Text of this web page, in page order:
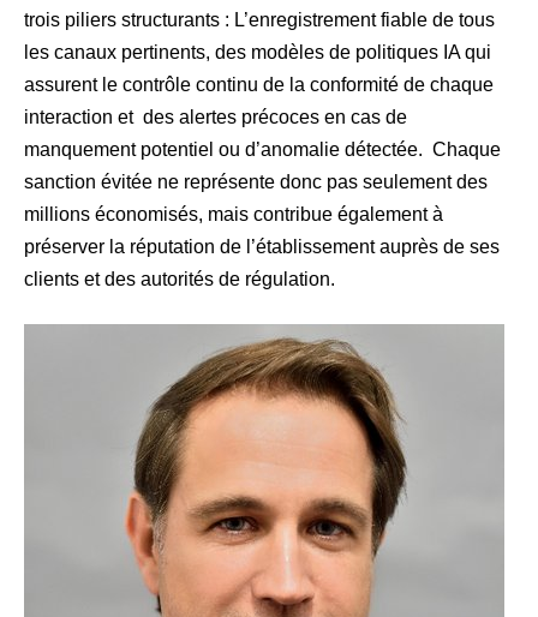
trois piliers structurants : L’enregistrement fiable de tous
les canaux pertinents, des modèles de politiques IA qui
assurent le contrôle continu de la conformité de chaque
interaction et des alertes précoces en cas de
manquement potentiel ou d’anomalie détectée. Chaque
sanction évitée ne représente donc pas seulement des
millions économisés, mais contribue également à
préserver la réputation de l’établissement auprès de ses
clients et des autorités de régulation.